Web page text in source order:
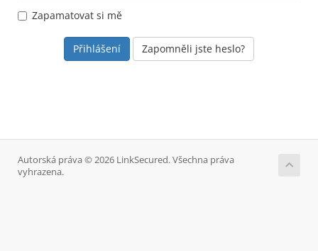
Zapamatovat si mě
Zapomněli jste heslo?
Autorská práva © 2026 LinkSecured. Všechna práva
vyhrazena.